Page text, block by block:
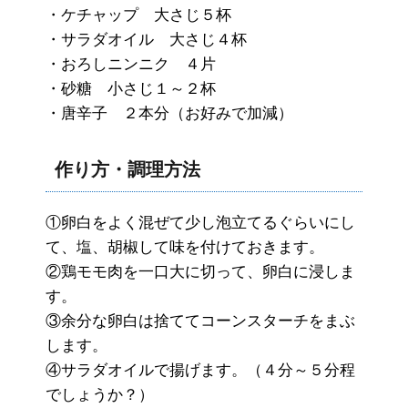
・ケチャップ 大さじ５杯
・サラダオイル 大さじ４杯
・おろしニンニク ４片
・砂糖 小さじ１～２杯
・唐辛子 ２本分（お好みで加減）
作り方・調理方法
①卵白をよく混ぜて少し泡立てるぐらいにし
て、塩、胡椒して味を付けておきます。
②鶏モモ肉を一口大に切って、卵白に浸しま
す。
③余分な卵白は捨ててコーンスターチをまぶ
します。
④サラダオイルで揚げます。（４分～５分程
でしょうか？）